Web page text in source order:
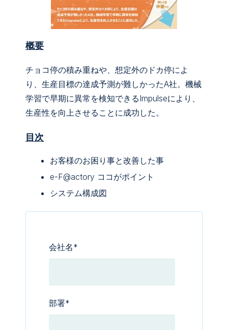
概要
チョコ停の積み重ねや、想定外のドカ停によ
り、生産目標の達成予測が難しかったA社。機械
学習で早期に異常を検知できるImpulseにより、
生産性を向上させることに成功した。
目次
お客様のお困り事と改善した事
e-F@actory ココがポイント
システム構成図
会社名*
部署*